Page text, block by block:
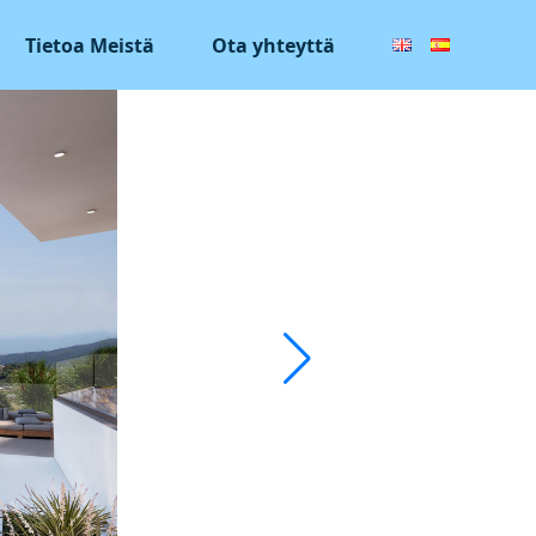
Tietoa Meistä Ota yhteyttä